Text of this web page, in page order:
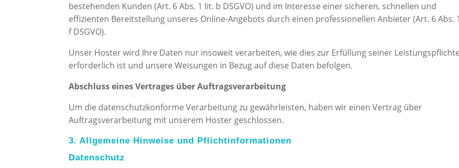
bestehenden Kunden (Art. 6 Abs. 1 lit. b DSGVO) und im Interesse einer sicheren, schnellen und
effizienten Bereitstellung unseres Online-Angebots durch einen professionellen Anbieter (Art. 6 Abs.
f DSGVO).
Unser Hoster wird Ihre Daten nur insoweit verarbeiten, wie dies zur Erfüllung seiner
erforderlich ist und unsere Weisungen in Bezug auf diese Daten befolgen.
Abschluss eines Vertrages über Auftragsverarbeitung
Um die datenschutzkonforme Verarbeitung zu gewährleisten, haben wir einen Vertrag über
Auftragsverarbeitung mit unserem Hoster geschlossen.
3. Allgemeine Hinweise und Pflichtinformationen
Datenschutz